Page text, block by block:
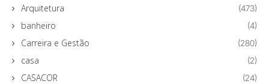
Arquitetura (473)
banheiro (4)
Carreira e Gestão (280)
casa (2)
CASACOR (24)